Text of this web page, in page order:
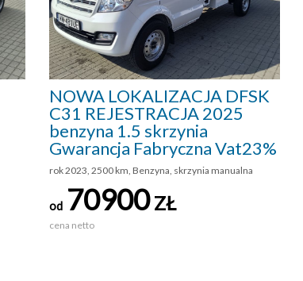
NOWA LOKALIZACJA DFSK
C31 REJESTRACJA 2025
benzyna 1.5 skrzynia
Gwarancja Fabryczna Vat23%
rok 2023, 2500 km, Benzyna, skrzynia manualna
od 70900ZŁ
cena netto